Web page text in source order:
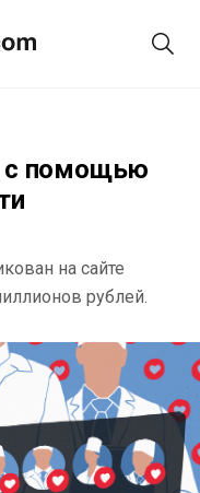
с помощью
на сайте
рублей.